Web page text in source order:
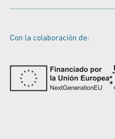
Con la colaboración de: